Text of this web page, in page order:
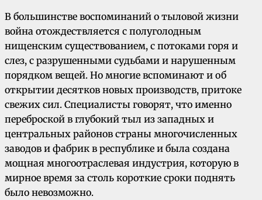
В большинстве воспоминаний о тыловой жизни
война отождествляется с полуголодным
нищенским существованием, с потоками горя и
слез, с разрушенными судьбами и нарушенным
порядком вещей. Но многие вспоминают и об
открытии десятков новых производств, притоке
свежих сил. Специалисты говорят, что именно
переброской в глубокий тыл из западных и
центральных районов страны многочисленных
заводов и фабрик в республике и была создана
мощная многоотраслевая индустрия, которую в
мирное время за столь короткие сроки поднять
было невозможно.